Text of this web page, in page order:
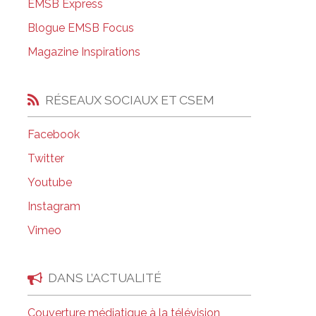
Coiffure et soins esthétiques à Laurier
EMSB Express
Blogue EMSB Focus
Magazine Inspirations
RÉSEAUX SOCIAUX ET CSEM
Facebook
Twitter
Youtube
Instagram
Vimeo
DANS L’ACTUALITÉ
Couverture médiatique à la télévision